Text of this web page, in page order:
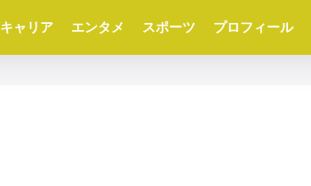
キャリア エンタメ スポーツ プロフィール